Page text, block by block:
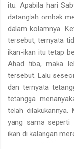
itu. Apabila hari
datanglah ombak
dalam kolamnya.
tersebut, ternyata
ikan-ikan itu tetap
Ahad tiba, maka
tersebut. Lalu
dan ternyata
tetangga
telah
yang sama seperti
ikan di kalangan